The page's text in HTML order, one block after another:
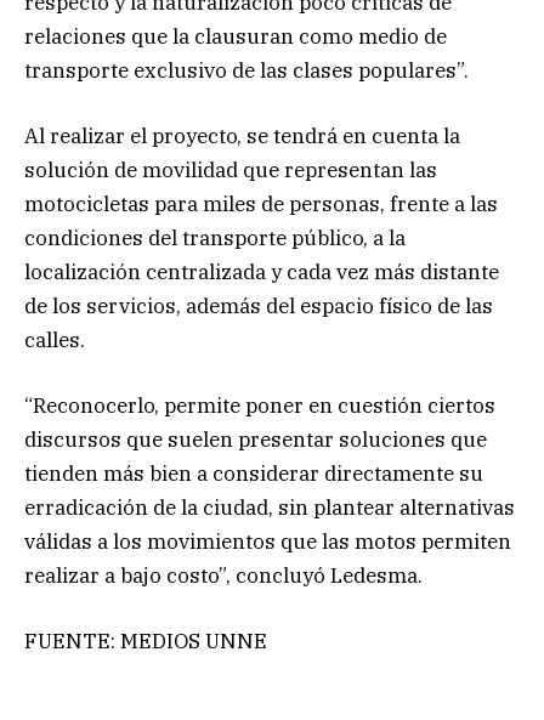
relaciones que la clausuran como medio de
transporte exclusivo de las clases populares”.
Al realizar el proyecto, se tendrá en cuenta la
solución de movilidad que representan las
motocicletas para miles de personas, frente a las
condiciones del transporte público, a la
localización centralizada y cada vez más distante
de los servicios, además del espacio físico de las
calles.
“Reconocerlo, permite poner en cuestión ciertos
discursos que suelen presentar soluciones que
tienden más bien a considerar directamente su
erradicación de la ciudad, sin plantear alternativas
válidas a los movimientos que las motos permiten
realizar a bajo costo”, concluyó Ledesma.
FUENTE: MEDIOS UNNE